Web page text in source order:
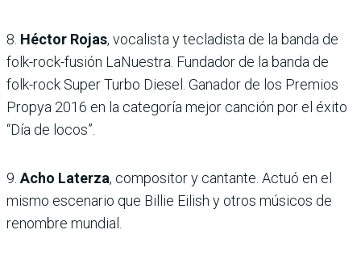
8. Héctor Rojas, vocalista y tecladista de la banda de
folk-rock-fusión LaNuestra. Fundador de la banda de
folk-rock Super Turbo Diesel. Ganador de los Premios
Propya 2016 en la categoría mejor canción por el éxito
“Día de locos”.
9. Acho Laterza, compositor y cantante. Actuó en el
mismo escenario que Billie Eilish y otros músicos de
renombre mundial.